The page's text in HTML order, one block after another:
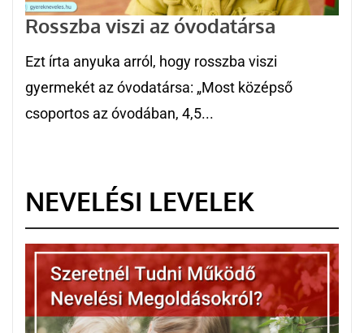
Rosszba viszi az óvodatársa
Ezt írta anyuka arról, hogy rosszba viszi
gyermekét az óvodatársa: „Most középső
csoportos az óvodában, 4,5...
NEVELÉSI LEVELEK